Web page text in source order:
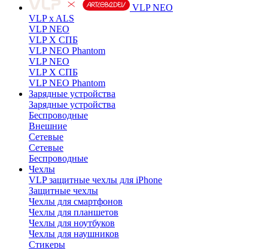
VLP NEO
VLP x ALS
VLP NEO
VLP X СПБ
VLP NEO Phantom
VLP NEO
VLP X СПБ
VLP NEO Phantom
Зарядные устройства
Зарядные устройства
Беспроводные
Внешние
Сетевые
Сетевые
Беспроводные
Чехлы
VLP защитные чехлы для iPhone
Защитные чехлы
Чехлы для смартфонов
Чехлы для планшетов
Чехлы для ноутбуков
Чехлы для наушников
Стикеры